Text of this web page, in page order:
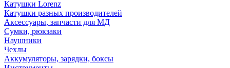
Катушки Lorenz
Катушки разных производителей
Аксессуары, запчасти для МД
Сумки, рюкзаки
Наушники
Чехлы
Аккумуляторы, зарядки, боксы